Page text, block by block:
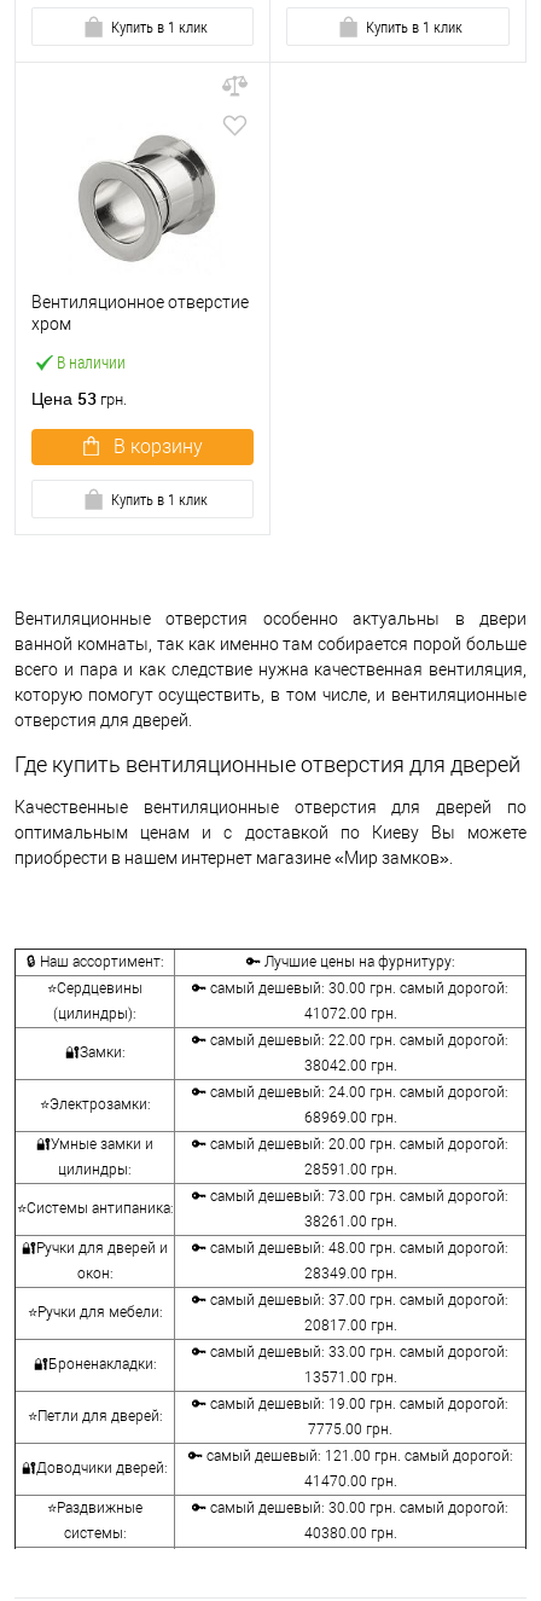
Купить в 1 клик Купить в 1 клик
В наличии
Вентиляционное отверстие
хром
Цена 53 грн.
В корзину
Купить в 1 клик
Вентиляционные отверстия особенно актуальны в двери
ванной комнаты, так как именно там собирается порой больше
всего и пара и как следствие нужна качественная вентиляция,
которую помогут осуществить, в том числе, и вентиляционные
отверстия для дверей.
Где купить вентиляционные отверстия для дверей
Качественные вентиляционные отверстия для дверей по
оптимальным ценам и с доставкой по Киеву Вы можете
приобрести в нашем интернет магазине «Мир замков».
🔒 Наш ассортимент:
🔑 Лучшие цены на фурнитуру:
⭐Сердцевины
(цилиндры):
🔑 самый дешевый: 30.00 грн. самый дорогой:
41072.00 грн.
🔐Замки:
🔑 самый дешевый: 22.00 грн. самый дорогой:
38042.00 грн.
⭐Электрозамки:
🔑 самый дешевый: 24.00 грн. самый дорогой:
68969.00 грн.
🔐Умные замки и
цилиндры:
🔑 самый дешевый: 20.00 грн. самый дорогой:
28591.00 грн.
⭐Системы антипаника:
🔑 самый дешевый: 73.00 грн. самый дорогой:
38261.00 грн.
🔐Ручки для дверей и
окон:
🔑 самый дешевый: 48.00 грн. самый дорогой:
28349.00 грн.
⭐Ручки для мебели:
🔑 самый дешевый: 37.00 грн. самый дорогой:
20817.00 грн.
🔐Броненакладки:
🔑 самый дешевый: 33.00 грн. самый дорогой:
13571.00 грн.
⭐Петли для дверей:
🔑 самый дешевый: 19.00 грн. самый дорогой:
7775.00 грн.
🔐Доводчики дверей:
🔑 самый дешевый: 121.00 грн. самый дорогой:
41470.00 грн.
⭐Раздвижные
системы:
🔑 самый дешевый: 30.00 грн. самый дорогой:
40380.00 грн.